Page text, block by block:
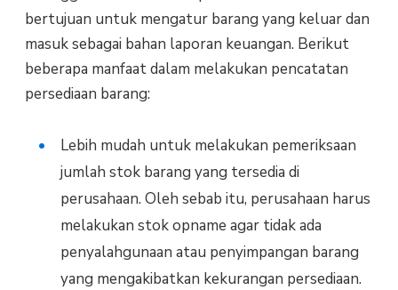
bertujuan untuk mengatur barang yang keluar dan
masuk sebagai bahan laporan keuangan. Berikut
beberapa manfaat dalam melakukan pencatatan
persediaan barang:
Lebih mudah untuk melakukan pemeriksaan
jumlah stok barang yang tersedia di
perusahaan. Oleh sebab itu, perusahaan harus
melakukan stok opname agar tidak ada
penyalahgunaan atau penyimpangan barang
yang mengakibatkan kekurangan persediaan.